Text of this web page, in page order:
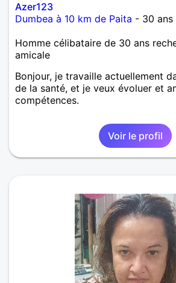
Azer123
Dumbea à 10 km de Paita - 30 ans
Homme célibataire de 30 ans
amicale
Bonjour, je travaille actuellement
de la santé, et je veux évoluer et
compétences.
Voir le profil